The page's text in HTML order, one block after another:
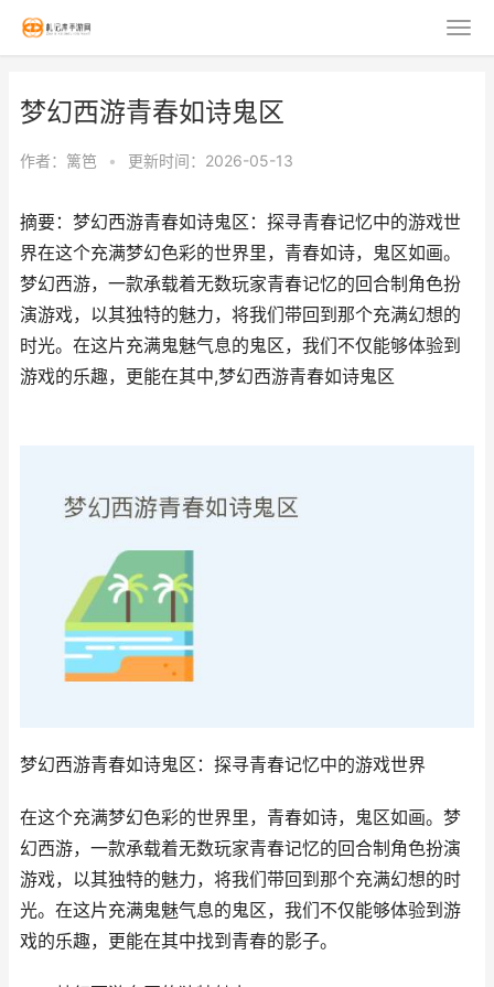
梦幻西游青春如诗鬼区
作者： 篱笆 • 更新时间：2026-05-13
摘要：梦幻西游青春如诗鬼区：探寻青春记忆中的游戏世
界在这个充满梦幻色彩的世界里，青春如诗，鬼区如画。
梦幻西游，一款承载着无数玩家青春记忆的回合制角色扮
演游戏，以其独特的魅力，将我们带回到那个充满幻想的
时光。在这片充满鬼魅气息的鬼区，我们不仅能够体验到
游戏的乐趣，更能在其中,梦幻西游青春如诗鬼区
梦幻西游青春如诗鬼区：探寻青春记忆中的游戏世界
在这个充满梦幻色彩的世界里，青春如诗，鬼区如画。梦
幻西游，一款承载着无数玩家青春记忆的回合制角色扮演
游戏，以其独特的魅力，将我们带回到那个充满幻想的时
光。在这片充满鬼魅气息的鬼区，我们不仅能够体验到游
戏的乐趣，更能在其中找到青春的影子。